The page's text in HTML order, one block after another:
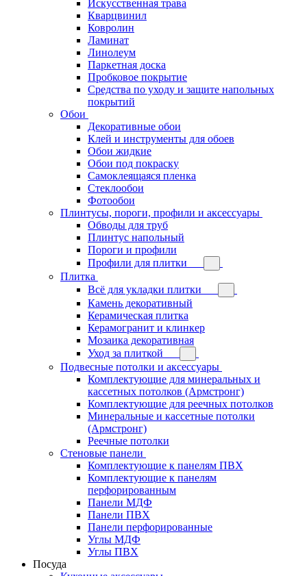
Искусственная трава
Кварцвинил
Ковролин
Ламинат
Линолеум
Паркетная доска
Пробковое покрытие
Средства по уходу и защите напольных
покрытий
Обои
Декоративные обои
Клей и инструменты для обоев
Обои жидкие
Обои под покраску
Самоклеящаяся пленка
Стеклообои
Фотообои
Плинтусы, пороги, профили и аксессуары
Обводы для труб
Плинтус напольный
Пороги и профили
Профили для плитки
Плитка
Всё для укладки плитки
Камень декоративный
Керамическая плитка
Керамогранит и клинкер
Мозаика декоративная
Уход за плиткой
Подвесные потолки и аксессуары
Комплектующие для минеральных и
кассетных потолков (Армстронг)
Комплектующие для реечных потолков
Минеральные и кассетные потолки
(Армстронг)
Реечные потолки
Стеновые панели
Комплектующие к панелям ПВХ
Комплектующие к панелям
перфорированным
Панели МДФ
Панели ПВХ
Панели перфорированные
Углы МДФ
Углы ПВХ
Посуда